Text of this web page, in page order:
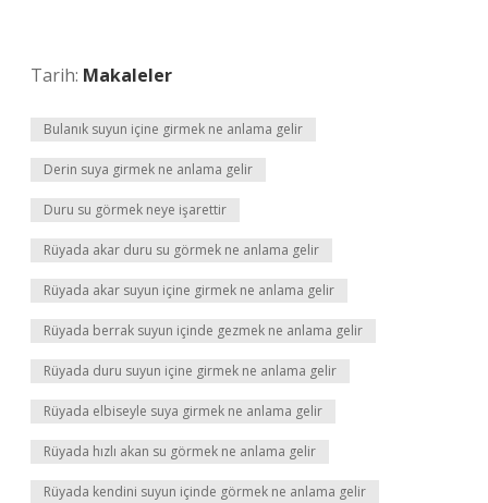
Tarih: Makaleler
Bulanık suyun içine girmek ne anlama gelir
Derin suya girmek ne anlama gelir
Duru su görmek neye işarettir
Rüyada akar duru su görmek ne anlama gelir
Rüyada akar suyun içine girmek ne anlama gelir
Rüyada berrak suyun içinde gezmek ne anlama gelir
Rüyada duru suyun içine girmek ne anlama gelir
Rüyada elbiseyle suya girmek ne anlama gelir
Rüyada hızlı akan su görmek ne anlama gelir
Rüyada kendini suyun içinde görmek ne anlama gelir